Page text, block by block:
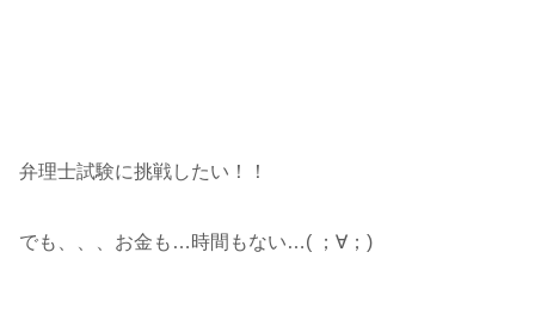
弁理士試験に挑戦したい！！
でも、、、お金も…時間もない…( ；∀；)